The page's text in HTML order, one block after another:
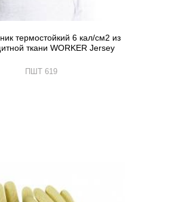
термостойкий 6 кал/см2 из
ткани WORKER Jersey
ПШТ 619